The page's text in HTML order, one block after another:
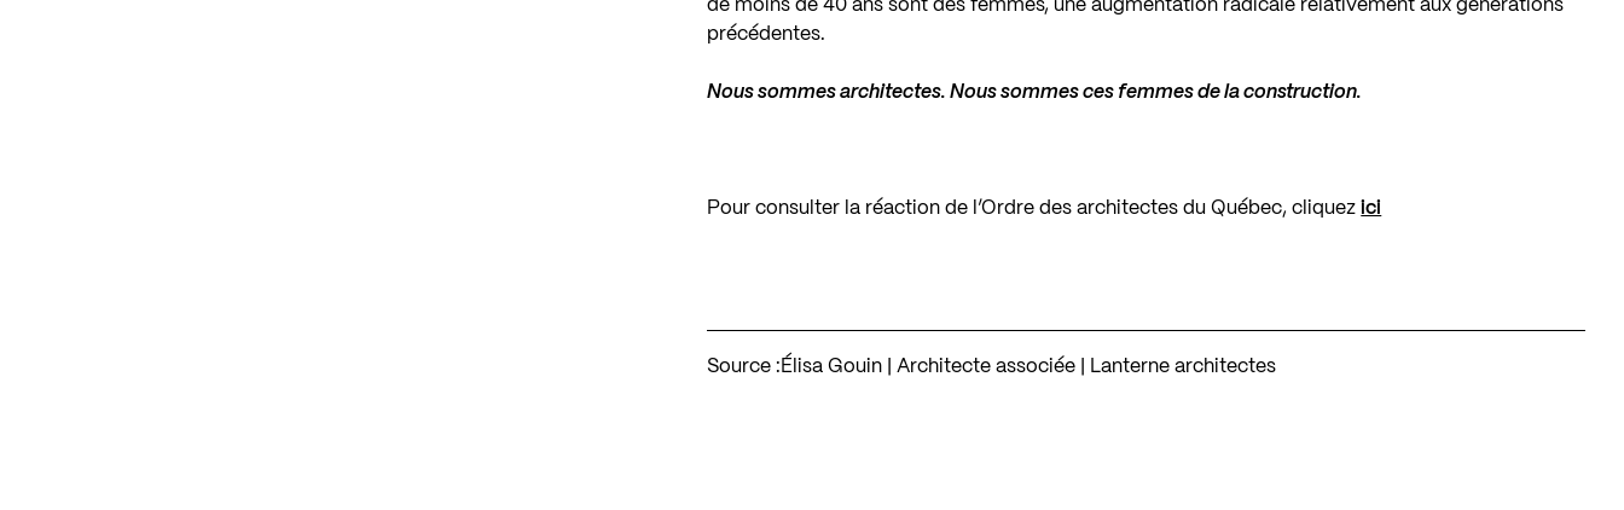
de moins de 40 ans sont des femmes, une augmentation radicale relativement aux générations
précédentes.
Nous sommes architectes. Nous sommes ces femmes de la construction.
Pour consulter la réaction de l’Ordre des architectes du Québec, cliquezici
Source : Élisa Gouin | Architecte associée | Lanterne architectes